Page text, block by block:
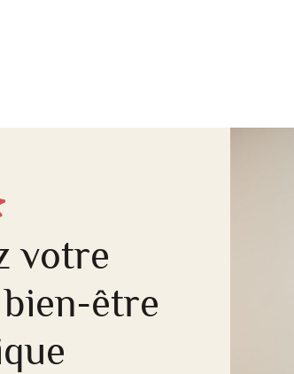
votre
être